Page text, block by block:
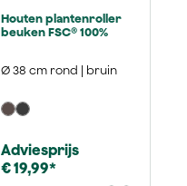
Houten plantenroller
beuken FSC® 100%
Ø 38 cm rond | bruin
Adviesprijs
€ 19,99*